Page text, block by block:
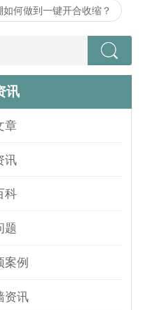
何做到一键开合收缩？
讯
章
讯
科
题
案例
资讯